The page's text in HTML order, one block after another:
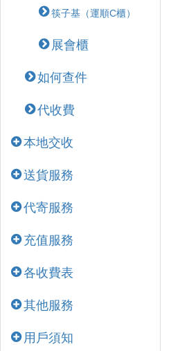
筷子基（運順C櫃）
展會櫃
如何查件
代收費
本地交收
送貨服務
代寄服務
充值服務
各收費表
其他服務
用戶須知